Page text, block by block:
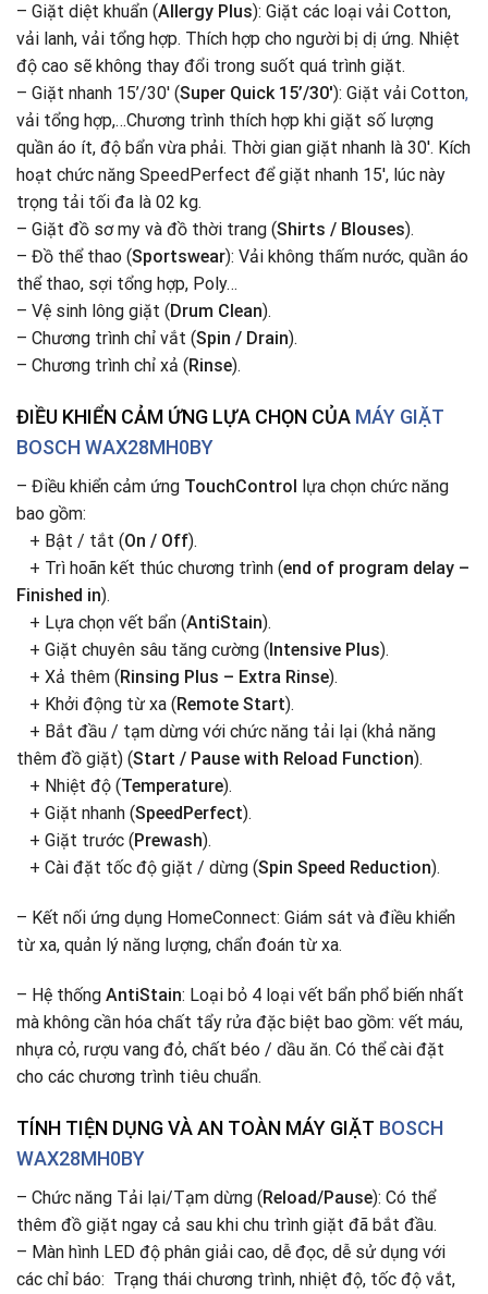
– Giặt diệt khuẩn (Allergy Plus): Giặt các loại vải Cotton,
vải lanh, vải tổng hợp. Thích hợp cho người bị dị ứng. Nhiệt
độ cao sẽ không thay đổi trong suốt quá trình giặt.
– Giặt nhanh 15’/30′ (Super Quick 15’/30′): Giặt vải Cotton,
vải tổng hợp,…Chương trình thích hợp khi giặt số lượng
quần áo ít, độ bẩn vừa phải. Thời gian giặt nhanh là 30′. Kích
hoạt chức năng SpeedPerfect để giặt nhanh 15′, lúc này
trọng tải tối đa là 02 kg.
– Giặt đồ sơ my và đồ thời trang (Shirts / Blouses).
– Đồ thể thao (Sportswear): Vải không thấm nước, quần áo
thể thao, sợi tổng hợp, Poly…
– Vệ sinh lông giặt ( Drum Clean).
– Chương trình chỉ vắt (Spin / Drain).
– Chương trình chỉ xả ( Rinse).
ĐIỀU KHIỂN CẢM ỨNG LỰA CHỌN CỦA MÁY GIẶT
BOSCH WAX28MH0BY
– Điều khiển cảm ứng TouchControl
lựa chọn chức năng
bao gồm:
+ Bật / tắt (On / Off).
+ Trì hoãn kết thúc chương trình (end of program delay –
Finished in).
+ Lựa chọn vết bẩn (AntiStain).
+ Giặt chuyên sâu tăng cường ( Intensive Plus).
+ Xả thêm ( Rinsing Plus – Extra Rinse).
+ Khởi động từ xa ( Remote Start).
+ Bắt đầu / tạm dừng với chức năng tải lại (khả năng
thêm đồ giặt) (Start / Pause with Reload Function).
+ Nhiệt độ (Temperature).
+ Giặt nhanh (SpeedPerfect).
+ Giặt trước ( Prewash).
+ Cài đặt tốc độ giặt / dừng (Spin Speed Reduction).
– Kết nối ứng dụng HomeConnect: Giám sát và điều khiển
từ xa, quản lý năng lượng, chẩn đoán từ xa.
– Hệ thống AntiStain: Loại bỏ 4 loại vết bẩn phổ biến nhất
mà không cần hóa chất tẩy rửa đặc biệt bao gồm: vết máu,
nhựa cỏ, rượu vang đỏ, chất béo / dầu ăn. Có thể cài đặt
cho các chương trình tiêu chuẩn.
TÍNH TIỆN DỤNG VÀ AN TOÀN MÁY GIẶT BOSCH
WAX28MH0BY
– Chức năng Tải lại/Tạm dừng (Reload/Pause): Có thể
thêm đồ giặt ngay cả sau khi chu trình giặt đã bắt đầu.
– Màn hình LED độ phân giải cao, dễ đọc, dễ sử dụng với
các chỉ báo: Trạng thái chương trình, nhiệt độ, tốc độ vắt,